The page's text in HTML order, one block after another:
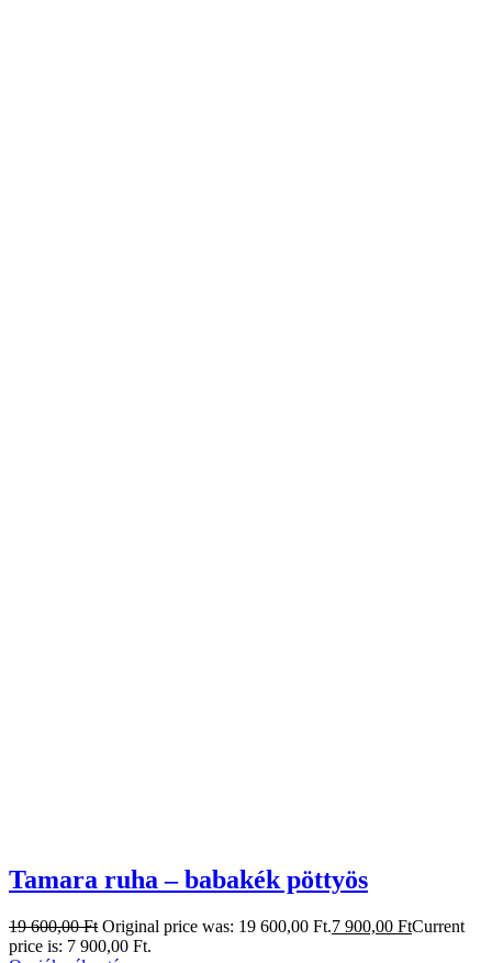
Tamara ruha – babakék pöttyös
19 600,00Ft Original price was: 19 600,00 Ft.7 900,00 FtCurrent
price is: 7 900,00 Ft.